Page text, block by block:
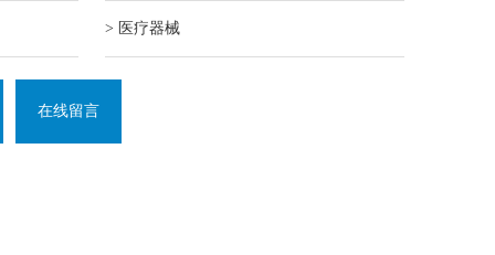
> 医疗器械
在线留言